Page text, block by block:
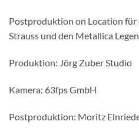
Postproduktion on Location
Strauss und den Metallica
Produktion: Jörg Zuber Studio
Kamera: 63fps GmbH
Postproduktion: Moritz